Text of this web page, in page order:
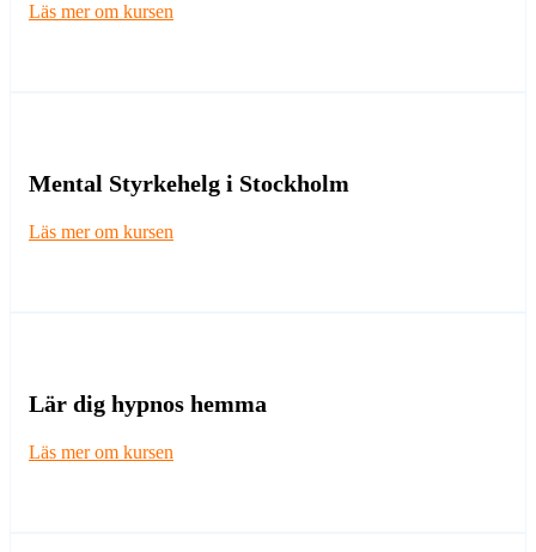
Läs mer om kursen
Mental Styrkehelg i Stockholm
Läs mer om kursen
Lär dig hypnos hemma
Läs mer om kursen